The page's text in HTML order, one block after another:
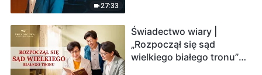
27:33
Świadectwo wiary |
„Rozpoczął się sąd
wielkiego białego tronu”